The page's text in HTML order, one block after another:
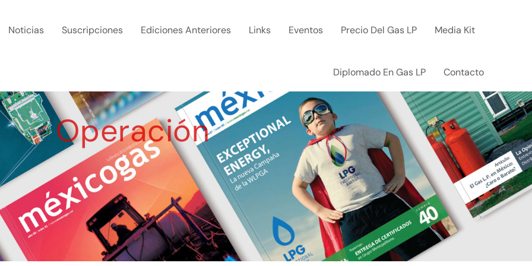
Noticias Suscripciones Ediciones Anteriores Links Eventos Precio Del Gas LP Media Kit
Diplomado En Gas LP Contacto
Operación